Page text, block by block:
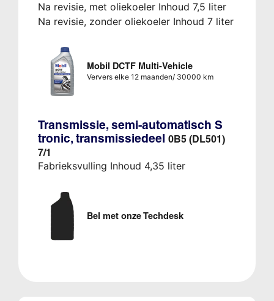
Na revisie, met oliekoeler Inhoud 7,5 liter
Na revisie, zonder oliekoeler Inhoud 7 liter
Mobil DCTF Multi-Vehicle
Ververs elke 12 maanden/ 30000 km
Transmissie, semi-automatisch S
tronic, transmissiedeel 0B5 (DL501)
7/1
Fabrieksvulling Inhoud 4,35 liter
Bel met onze Techdesk